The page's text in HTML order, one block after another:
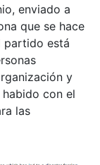
enviado a
que se hace
partido está
y
con el
las